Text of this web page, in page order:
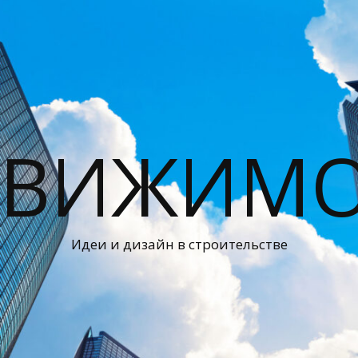
Идеи и дизайн в строительстве